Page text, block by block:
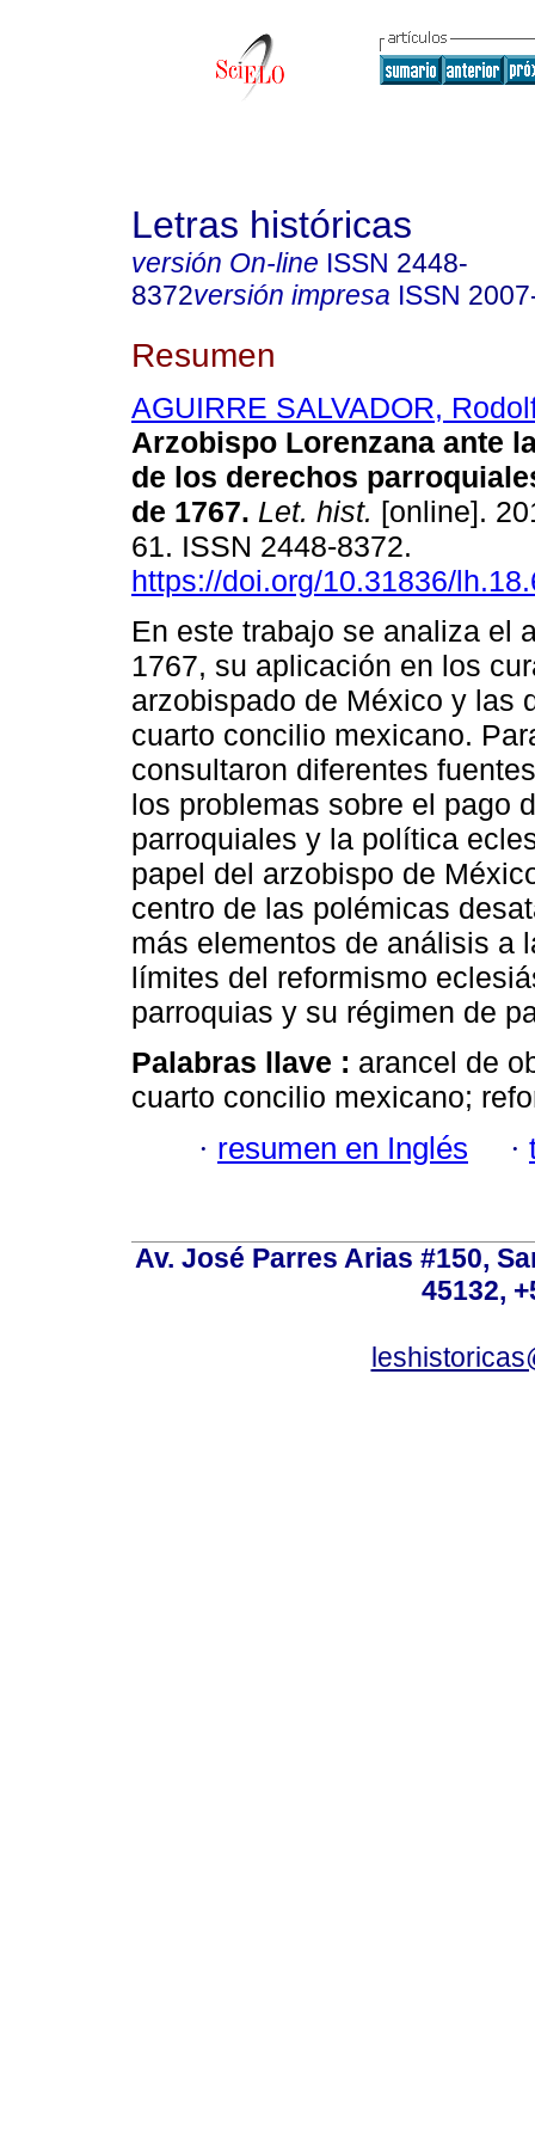
Letras históricas
versión On-line ISSN 2448-
8372versión impresa ISSN
Resumen
AGUIRRE SALVADOR,
Arzobispo Lorenzana ante
de los derechos
de 1767. Let. hist. [online].
61. ISSN 2448-8372.
https://doi.org/10.31836/
En este trabajo se analiza el
1767, su aplicación en los
arzobispado de México y las
cuarto concilio mexicano.
consultaron diferentes
los problemas sobre el pago
parroquiales y la política
papel del arzobispo de
centro de las polémicas
más elementos de análisis a
límites del reformismo
parroquias y su régimen de
Palabras llave : arancel de
cuarto concilio mexicano;
· resumen en Inglés ·
Av. José Parres Arias #150,
45132,